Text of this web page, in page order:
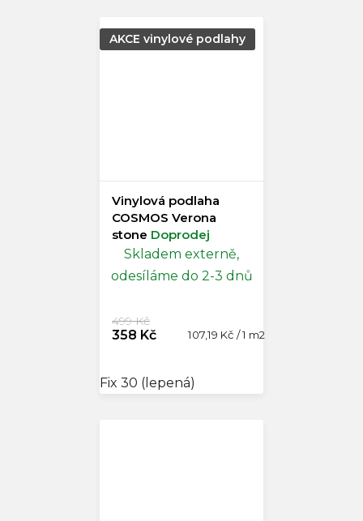
AKCE vinylové podlahy
Vinylová podlaha
COSMOS Verona
stone Doprodej
Skladem externě,
odesíláme do 2-3 dnů
358 Kč
499 Kč
Měrná
107,19 Kč / 1 m2
Fix 30 (lepená)